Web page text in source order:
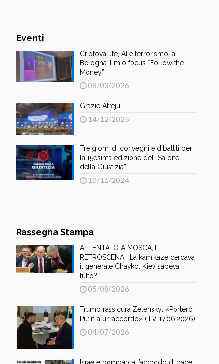
Eventi
Criptovalute, AI e terrorismo: a
Bologna il mio focus “Follow the
Money”
08/03/2026
Grazie Atreju!
14/12/2025
Tre giorni di convegni e dibattiti per
la 15esima edizione del “Salone
della Giustizia”
10/11/2024
Rassegna Stampa
ATTENTATO A MOSCA, IL
RETROSCENA | La kamikaze cercava
il generale Chayko, Kiev sapeva
tutto?
05/08/2026
Trump rassicura Zelensky: «Porterò
Putin a un accordo» ( LV 17.06.2026)
04/07/2026
Israele bombarda l’accordo di pace